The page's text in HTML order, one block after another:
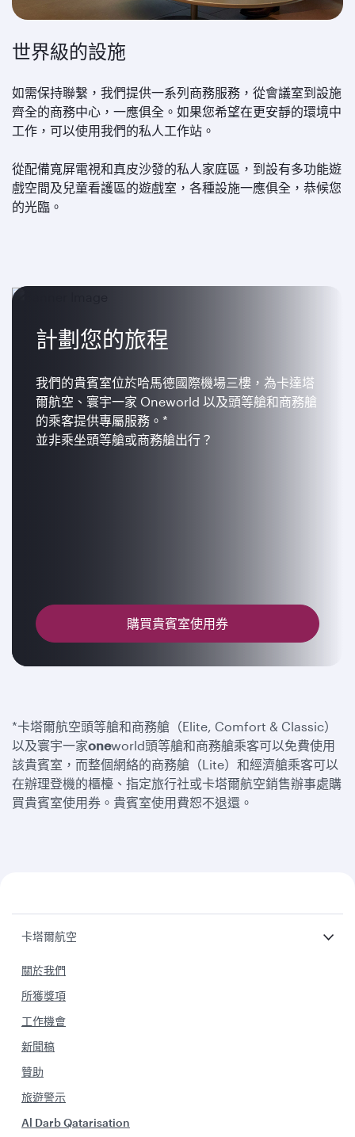
世界級的設施
如需保持聯繫，我們提供一系列商務服務，從會議室到設施
齊全的商務中心，一應俱全。如果您希望在更安靜的環境中
工作，可以使用我們的私人工作站。
從配備寬屏電視和真皮沙發的私人家庭區，到設有多功能遊
戲空間及兒童看護區的遊戲室，各種設施一應俱全，恭候您
的光臨。
計劃您的旅程
我們的貴賓室位於哈馬德國際機場三樓，為卡達塔
爾航空、寰宇一家 Oneworld 以及頭等艙和商務艙
的乘客提供專屬服務。*
並非乘坐頭等艙或商務艙出行？
購買貴賓室使用券
*卡塔爾航空頭等艙和商務艙（Elite, Comfort & Classic）
以及寰宇一家oneworld頭等艙和商務艙乘客可以免費使用
該貴賓室，而整個網絡的商務艙（Lite）和經濟艙乘客可以
在辦理登機的櫃檯、指定旅行社或卡塔爾航空銷售辦事處購
買貴賓室使用券。貴賓室使用費恕不退還。
卡塔爾航空
關於我們
所獲獎項
工作機會
新聞稿
贊助
旅遊警示
Al Darb Qatarisation